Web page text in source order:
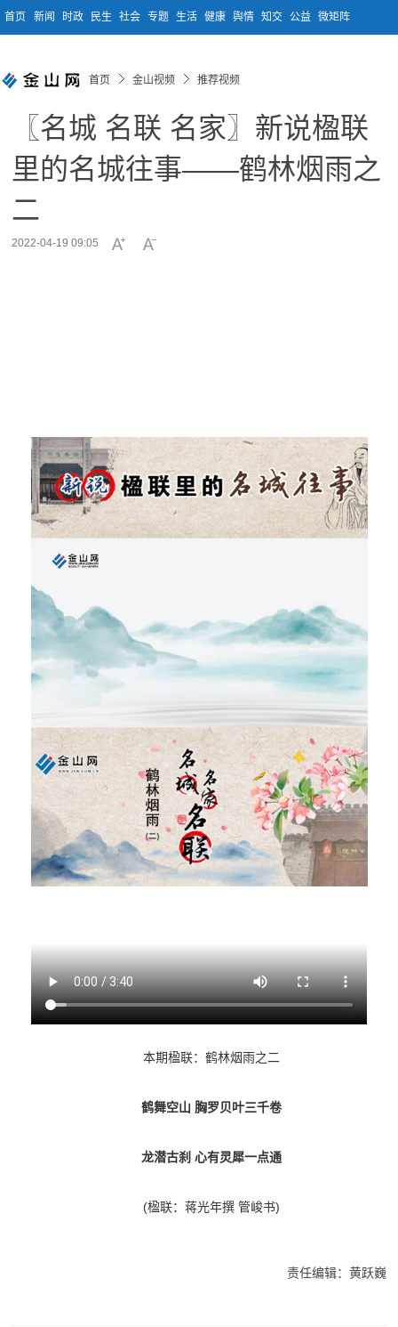
首页 新闻 时政 民生 社会 专题 生活 健康 舆情 知交 公益 微矩阵
首页 金山视频 推荐视频
〖名城 名联 名家〗新说楹联
里的名城往事——鹤林烟雨之
二
2022-04-19 09:05
本期楹联：鹤林烟雨之二
鹤舞空山 胸罗贝叶三千卷
龙潜古刹 心有灵犀一点通
(楹联：蒋光年撰 管峻书)
责任编辑：黄跃巍